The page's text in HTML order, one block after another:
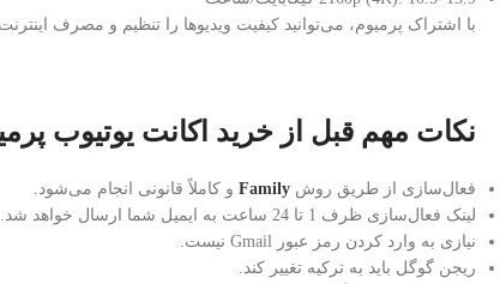
با اشتراک پرمیوم، می‌توانید کیفیت ویدیوها را تنظیم و مصرف اینترنت
نکات مهم قبل از خرید اکانت یوتیوب
فعال‌سازی از طریق روش Family و کاملاً قانونی انجام می‌شود.
لینک فعال‌سازی ظرف 1 تا 24 ساعت به ایمیل شما ارسال خواهد شد.
نیازی به وارد کردن رمز عبور Gmail نیست.
ریجن گوگل باید به ترکیه تغییر کند.